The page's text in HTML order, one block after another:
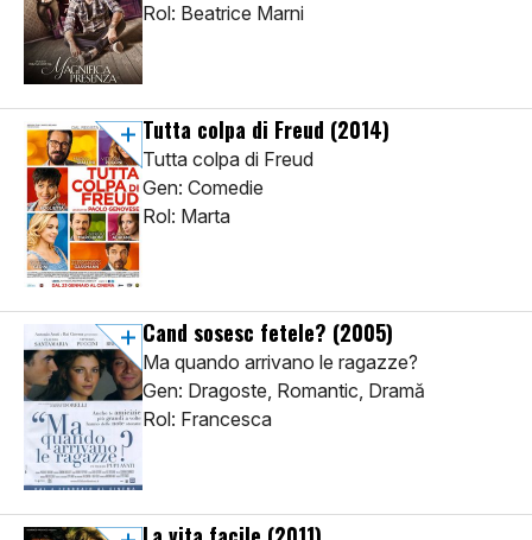
Rol: Beatrice Marni
Tutta colpa di Freud (2014)
Tutta colpa di Freud
Gen: Comedie
Rol: Marta
Cand sosesc fetele? (2005)
Ma quando arrivano le ragazze?
Gen: Dragoste, Romantic, Dramă
Rol: Francesca